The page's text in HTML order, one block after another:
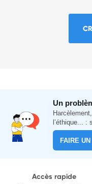
Un
l’éthique... :
FAIRE
Accès rapide